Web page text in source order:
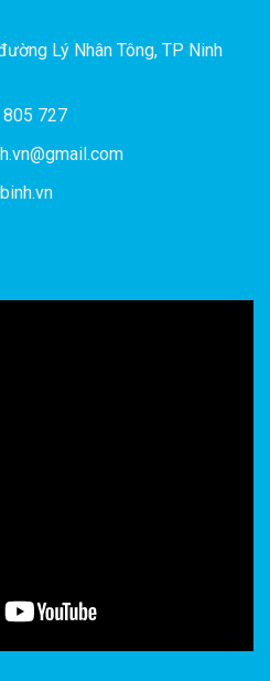
Lý Nhân Tông, TP Ninh
727